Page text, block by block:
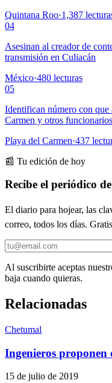
Quintana Roo·1,387
04
Asesinan al creador de
transmisión en Culiacán
México·480 lecturas
05
Identifican número con que
Carmen y otros funcionarios
Playa del Carmen·437
📰 Tu edición de hoy
Recibe el periódico
El diario para hojear, las
correo, todos los días.
Al suscribirte aceptas
baja cuando quieras.
Relacionadas
Chetumal
Ingenieros proponen
15 de julio de 2019